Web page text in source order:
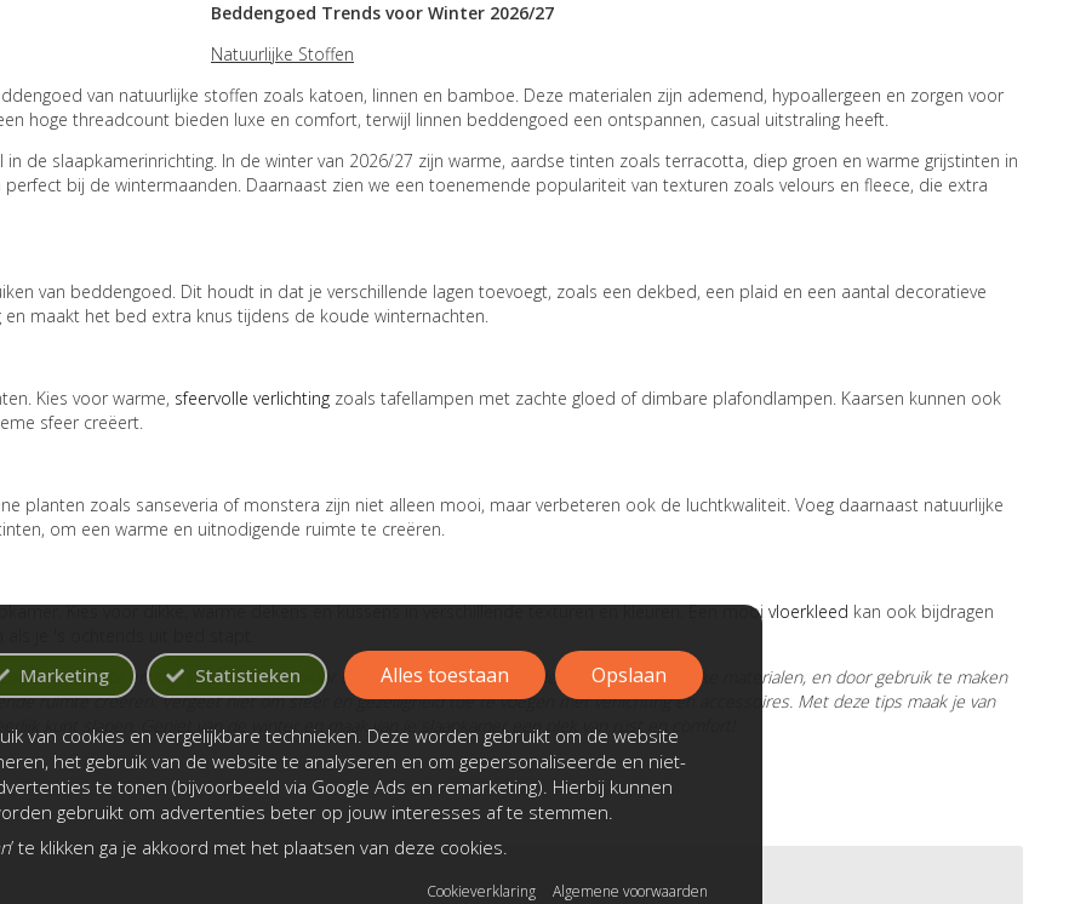
Beddengoed Trends voor Winter 2026/27
Natuurlijke Stoffen
van natuurlijke stoffen zoals katoen, linnen en bamboe. Deze materialen zijn ademend, hypoallergeen en zorgen voor
hoge threadcount bieden luxe en comfort, terwijl linnen beddengoed een ontspannen, casual uitstraling heeft.
de slaapkamerinrichting. In de winter van 2026/27 zijn warme, aardse tinten zoals terracotta, diep groen en warme grijstinten in
bij de wintermaanden. Daarnaast zien we een toenemende populariteit van texturen zoals velours en fleece, die extra
van beddengoed. Dit houdt in dat je verschillende lagen toevoegt, zoals een dekbed, een plaid en een aantal decoratieve
maakt het bed extra knus tijdens de koude winternachten.
Kies voor warme, sfeervolle verlichting zoals tafellampen met zachte gloed of dimbare plafondlampen. Kaarsen kunnen ook
sfeer creëert.
planten zoals sanseveria of monstera zijn niet alleen mooi, maar verbeteren ook de luchtkwaliteit. Voeg daarnaast natuurlijke
om een warme en uitnodigende ruimte te creëren.
Kies voor dikke, warme dekens en kussens in verschillende texturen en kleuren. Een mooi vloerkleed kan ook bijdragen
je 's ochtends uit bed stapt.
warmte en stijl. Door te kiezen voor duurzame bedden en beddengoed van natuurlijke materialen, en door gebruik te maken
ruimte creëren. Vergeet niet om sfeer en gezelligheid toe te voegen met verlichting en accessoires. Met deze tips maak je van
kunt slapen. Geniet van de winter en maak van je slaapkamer een plek van rust en comfort!
Marketing Statistieken
van cookies en vergelijkbare technieken. Deze worden gebruikt om de website
het gebruik van de website te analyseren en om gepersonaliseerde en niet-
te tonen (bijvoorbeeld via Google Ads en remarketing). Hierbij kunnen
gebruikt om advertenties beter op jouw interesses af te stemmen.
’ te klikken ga je akkoord met het plaatsen van deze cookies.
Alles toestaan Opslaan
Cookieverklaring Algemene voorwaarden